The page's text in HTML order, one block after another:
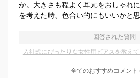
か。大きさも程よく耳元をおしゃれ
を考えた時、色合い的にもいいかと思
回答された質問
入社式にぴったりな女性用ピアスを教え
全てのおすすめコメント